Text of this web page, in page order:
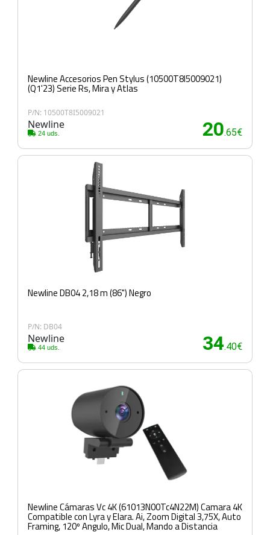
Newline Accesorios Pen Stylus (10500T8I5009021)
(Q1'23) Serie Rs, Mira y Atlas
P/N: 10500T8I5009021
Newline
24 uds. 20.65€
Newline DB04 2,18 m (86") Negro
P/N: DB04
Newline
44 uds. 34.40€
Newline Cámaras Vc 4K (61013N00Tc4N22M) Camara 4K
Compatible con Lyra y Elara. Ai, Zoom Digital 3,75X, Auto
Framing, 120º Angulo, Mic Dual, Mando a Distancia